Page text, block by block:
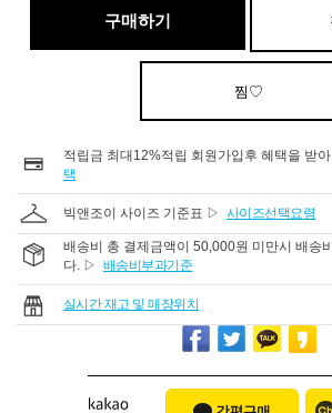
구매하기
찜♡
적립금 최대12%적립 회원가입후 혜택을 받
택
빅앤조이 사이즈 기준표 ▷ 사이즈선택요령
배송비 총 결제금액이 50,000원 미만시 배송
다. ▷ 배송비부과기준
실시간 재고 및 매장위치